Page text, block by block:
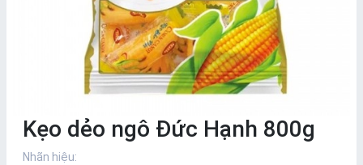
Kẹo dẻo ngô Đức Hạnh 800g
Nhãn hiệu: